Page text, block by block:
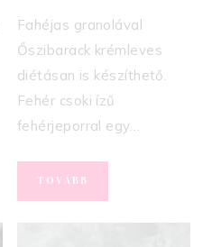
Fahéjas granolával
Őszibarack krémleves
diétásan is készíthető.
Fehér csoki ízű
fehérjeporral egy…
TOVÁBB
ŐSZIBARACK